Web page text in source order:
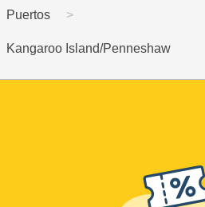
Puertos
Kangaroo Island/Penneshaw